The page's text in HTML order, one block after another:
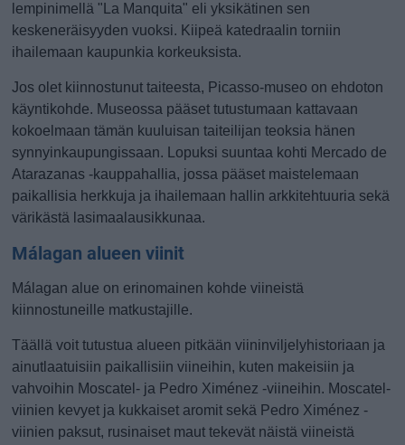
lempinimellä "La Manquita" eli yksikätinen sen
keskeneräisyyden vuoksi. Kiipeä katedraalin torniin
ihailemaan kaupunkia korkeuksista.
Jos olet kiinnostunut taiteesta, Picasso-museo on ehdoton
käyntikohde. Museossa pääset tutustumaan kattavaan
kokoelmaan tämän kuuluisan taiteilijan teoksia hänen
synnyinkaupungissaan. Lopuksi suuntaa kohti Mercado de
Atarazanas -kauppahallia, jossa pääset maistelemaan
paikallisia herkkuja ja ihailemaan hallin arkkitehtuuria sekä
värikästä lasimaalausikkunaa.
Málagan alueen viinit
Málagan alue on erinomainen kohde viineistä
kiinnostuneille matkustajille.
Täällä voit tutustua alueen pitkään viininviljelyhistoriaan ja
ainutlaatuisiin paikallisiin viineihin, kuten makeisiin ja
vahvoihin Moscatel- ja Pedro Ximénez -viineihin. Moscatel-
viinien kevyet ja kukkaiset aromit sekä Pedro Ximénez -
viinien paksut, rusinaiset maut tekevät näistä viineistä